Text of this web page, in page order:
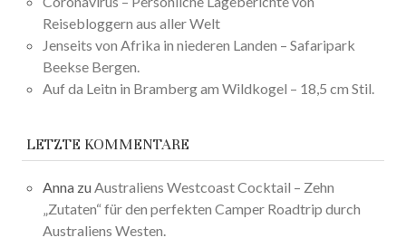
Reisebloggern aus aller Welt
Jenseits von Afrika in niederen Landen – Safaripark
Beekse Bergen.
Auf da Leitn in Bramberg am Wildkogel – 18,5 cm Stil.
LETZTE KOMMENTARE
Anna zuAustraliens Westcoast Cocktail – Zehn
„Zutaten“ für den perfekten Camper Roadtrip durch
Australiens Westen.